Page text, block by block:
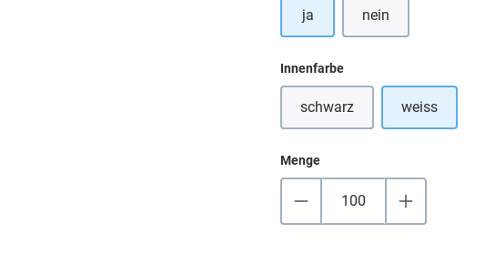
ja nein
Innenfarbeauswählen
schwarz(Diese Option ist zurzeit
weiss
Menge